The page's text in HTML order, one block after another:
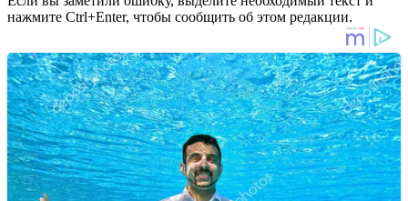
нажмите Ctrl+Enter, чтобы сообщить об этом редакции.